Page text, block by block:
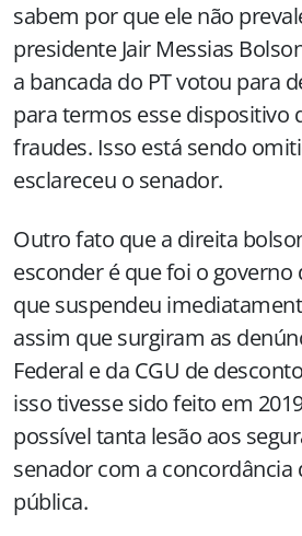
sabem por que ele não
presidente Jair Messias
a bancada do PT votou para
para termos esse dispositivo
fraudes. Isso está sendo
esclareceu o senador.
Outro fato que a direita
esconder é que foi o governo
que suspendeu
assim que surgiram as
Federal e da CGU de
isso tivesse sido feito em
possível tanta lesão aos
senador com a concordância
pública.